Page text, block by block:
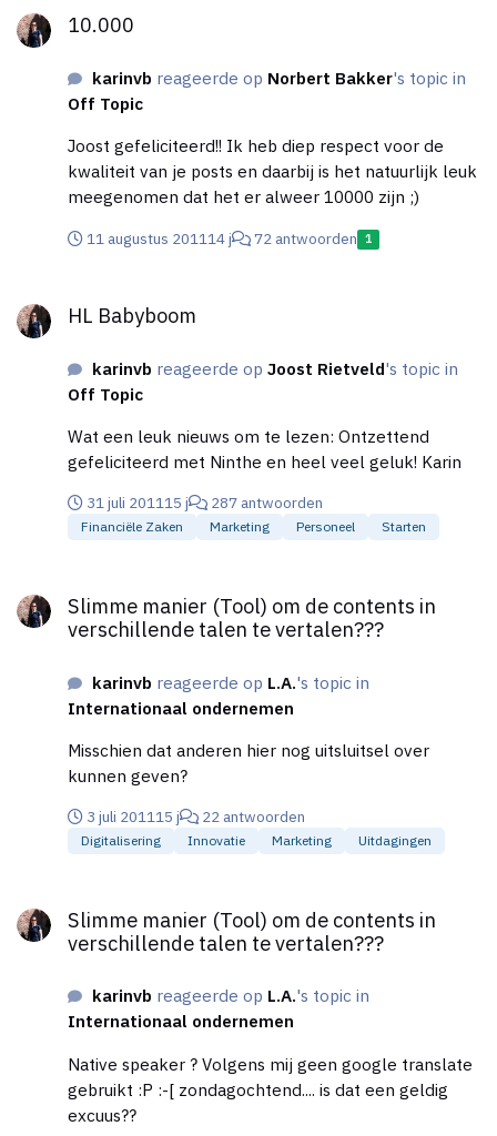
10.000
karinvb reageerde op Norbert Bakker's topic in
Off Topic
Joost gefeliciteerd!! Ik heb diep respect voor de
kwaliteit van je posts en daarbij is het natuurlijk leuk
meegenomen dat het er alweer 10000 zijn ;)
11 augustus 201114 j 72 antwoorden 1
HL Babyboom
karinvb reageerde opJoost Rietveld's topic in
Off Topic
Wat een leuk nieuws om te lezen: Ontzettend
gefeliciteerd met Ninthe en heel veel geluk! Karin
31 juli 201115 j 287 antwoorden
Financiële Zaken Marketing Personeel Starten
Slimme manier (Tool) om de contents in
verschillende talen te vertalen???
karinvb reageerde op L.A.'s topic in
Internationaal ondernemen
Misschien dat anderen hier nog uitsluitsel over
kunnen geven?
3 juli 201115 j 22 antwoorden
Digitalisering Innovatie Marketing Uitdagingen
Slimme manier (Tool) om de contents in
verschillende talen te vertalen???
karinvb reageerde op L.A.'s topic in
Internationaal ondernemen
Native speaker ? Volgens mij geen google translate
gebruikt :P :-[ zondagochtend.... is dat een geldig
excuus??